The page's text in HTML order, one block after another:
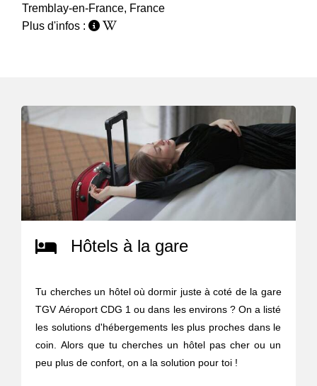
Tremblay-en-France, France
Plus d'infos :
Hôtels à la gare
Tu cherches un hôtel où dormir juste à coté de la gare
TGV Aéroport CDG 1 ou dans les environs ? On a listé
les solutions d'hébergements les plus proches dans le
coin. Alors que tu cherches un hôtel pas cher ou un
peu plus de confort, on a la solution pour toi !